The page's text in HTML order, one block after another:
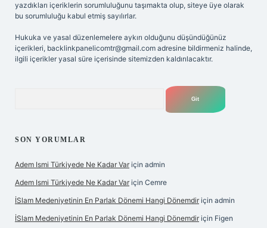
yazdıkları içeriklerin sorumluluğunu taşımakta olup, siteye üye olarak
bu sorumluluğu kabul etmiş sayılırlar.
Hukuka ve yasal düzenlemelere aykırı olduğunu düşündüğünüz
içerikleri, backlinkpanelicomtr@gmail.com adresine bildirmeniz halinde,
ilgili içerikler yasal süre içerisinde sitemizden kaldırılacaktır.
SON YORUMLAR
Adem Ismi Türkiyede Ne Kadar Var için admin
Adem Ismi Türkiyede Ne Kadar Var için Cemre
İSlam Medeniyetinin En Parlak Dönemi Hangi Dönemdir için admin
İSlam Medeniyetinin En Parlak Dönemi Hangi Dönemdir için Figen